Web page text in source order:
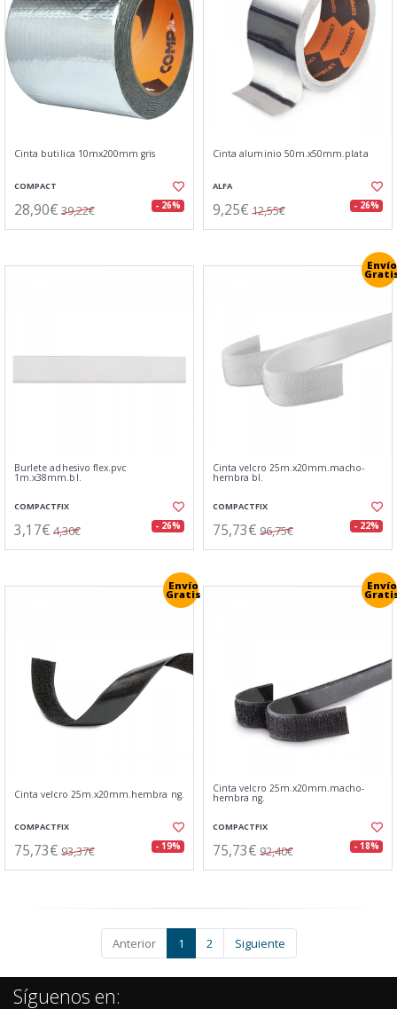
Cinta butilica 10mx200mm gris
COMPACT
28,90€ 39,22€ - 26%
Cinta aluminio 50m.x50mm.plata
ALFA
9,25€ 12,55€ - 26%
Burlete adhesivo flex.pvc
1m.x38mm.bl.
COMPACTFIX
3,17€ 4,30€ - 26%
Envío
Cinta velcro 25m.x20mm.macho-
hembra bl.
COMPACTFIX
75,73€ 96,75€ - 22%
Envío
Gratis
Cinta velcro 25m.x20mm.hembra ng.
COMPACTFIX
75,73€ 93,37€ - 19%
Envío
Cinta velcro 25m.x20mm.macho-
hembra ng.
COMPACTFIX
75,73€ 92,40€ - 18%
Anterior 1 2 Siguiente
Síguenos en: